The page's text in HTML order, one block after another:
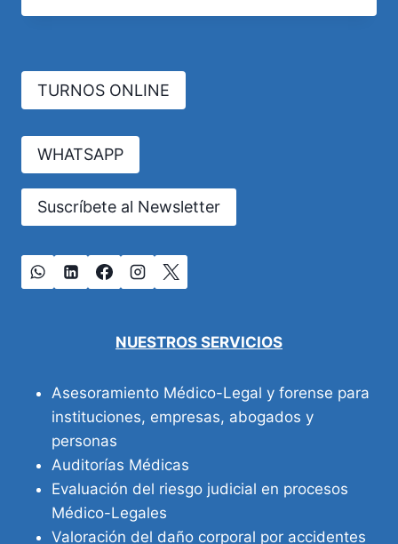
LEGAL
DE
LOS
DERECHOS
UNA
Y
TURNOS ONLINE
WHATSAPP
Suscríbete al Newsletter
NUESTROS SERVICIOS
Asesoramiento Médico-Legal y forense para
instituciones, empresas, abogados y
personas
Auditorías Médicas
Evaluación del riesgo judicial en procesos
Médico-Legales
Valoración del daño corporal por accidentes